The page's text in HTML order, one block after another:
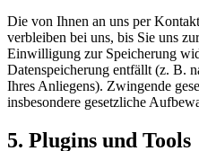
Die von Ihnen an uns per
verbleiben bei uns, bis Sie uns
Einwilligung zur Speicherung
Datenspeicherung entfällt (z. B.
Ihres Anliegens). Zwingende
insbesondere gesetzliche
5. Plugins und Tools